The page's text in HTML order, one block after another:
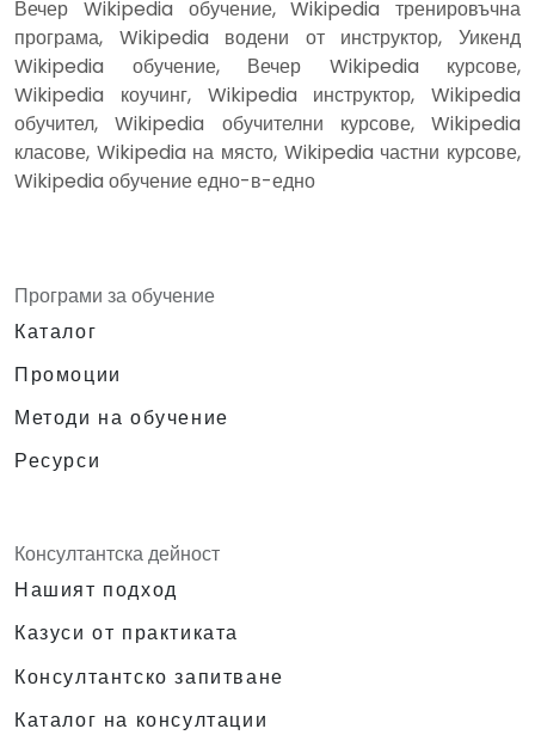
Вечер Wikipedia обучение, Wikipedia тренировъчна
програма, Wikipedia водени от инструктор, Уикенд
Wikipedia обучение, Вечер Wikipedia курсове,
Wikipedia коучинг, Wikipedia инструктор, Wikipedia
обучител, Wikipedia обучителни курсове, Wikipedia
класове, Wikipedia на място, Wikipedia частни курсове,
Wikipedia обучение едно-в-едно
Програми за обучение
Каталог
Промоции
Методи на обучение
Ресурси
Консултантска дейност
Нашият подход
Казуси от практиката
Консултантско запитване
Каталог на консултации